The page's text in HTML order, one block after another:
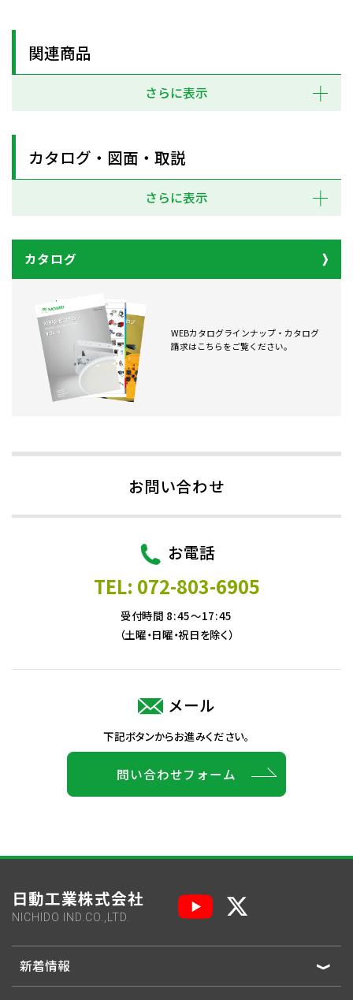
関連商品
さらに表示
カタログ・図面・取説
さらに表示
カタログ
WEBカタログラインナップ・カタログ
請求はこちらをご覧ください。
お問い合わせ
お電話
TEL: 072-803-6905
受付時間 8:45～17:45
（土曜・日曜・祝日を除く）
メール
下記ボタンからお進みください。
問い合わせフォーム
日動工業株式会社
NICHIDO IND.CO.,LTD.
新着情報